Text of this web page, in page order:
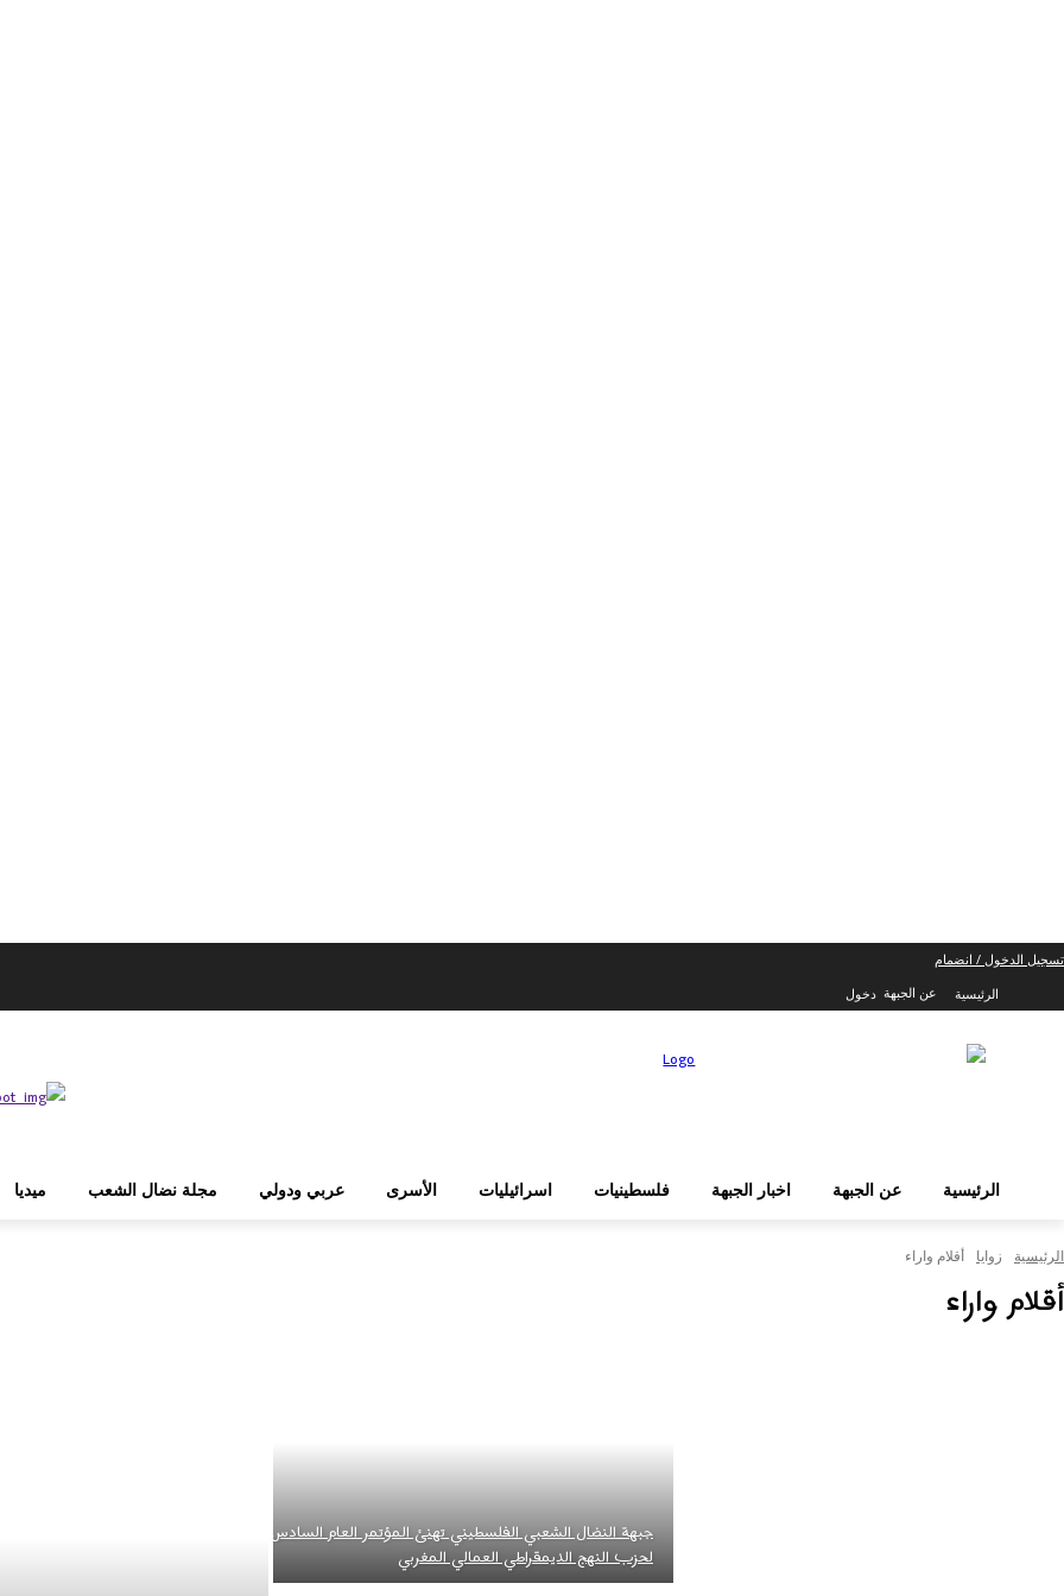
تسجيل الدخول / انضمام
الرئيسية
عن الجبهة دخول
الرئيسية عن الجبهة اخبار الجبهة فلسطينيات اسرائيليات الأسرى عربي ودولي مجلة نضال الشعب ميديا
الرئيسية زوايا أقلام واراء
أقلام واراء
جبهة النضال الشعبي الفلسطيني تهنئ المؤتمر العام السادس
لحزب النهج الديمقراطي العمالي المغربي